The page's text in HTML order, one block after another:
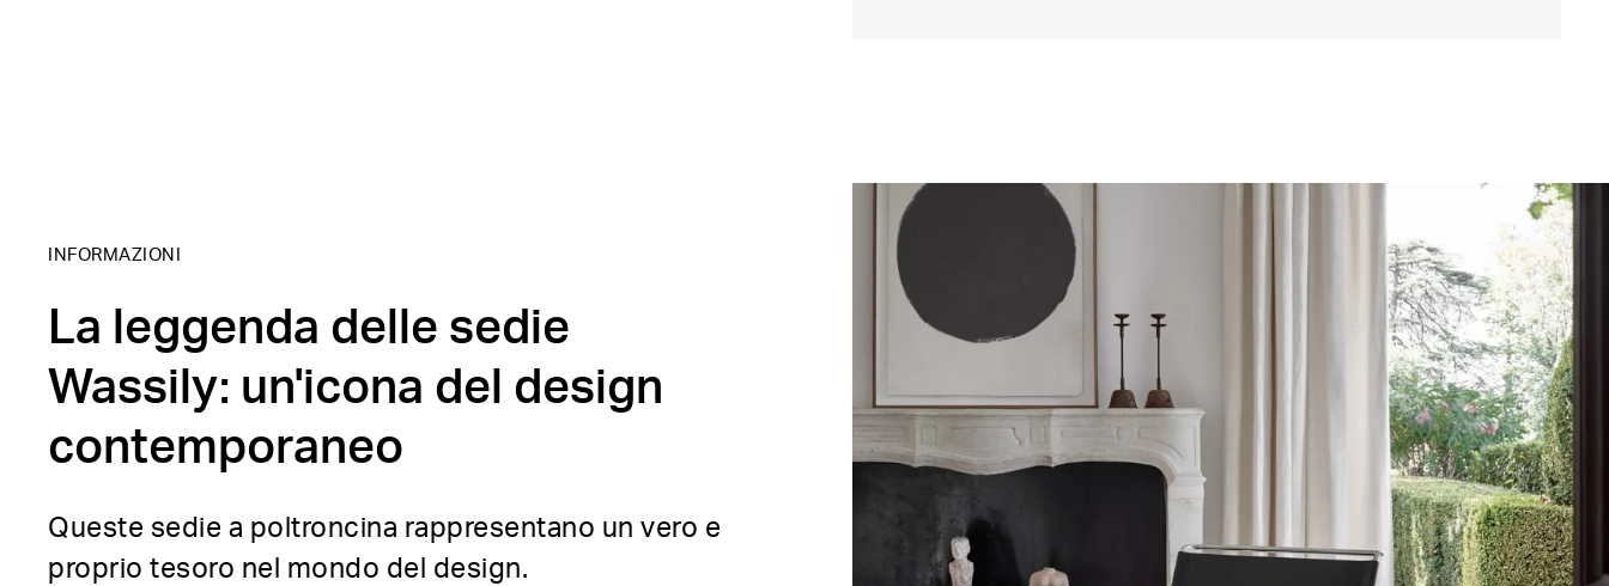
INFORMAZIONI
La leggenda delle sedie
Wassily: un'icona del design
contemporaneo
Queste sedie a poltroncina rappresentano un vero e
proprio tesoro nel mondo del design.